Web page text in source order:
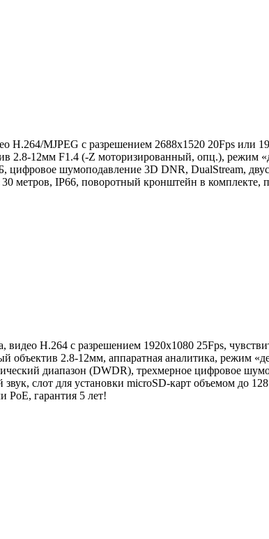
H.264/MJPEG с разрешением 2688x1520 20Fps или
2.8-12мм F1.4 (-Z моторизированный, опц.), режим
шумоподавление 3D DNR, DualStream,
метров, IP66, поворотный кронштейн в комплекте,
H.264 с разрешением 1920x1080 25Fps,
2.8-12мм, аппаратная аналитика, режим
диапазон (DWDR), трехмерное цифровое
слот для установки microSD-карт объемом до
PoE, гарантия 5 лет!